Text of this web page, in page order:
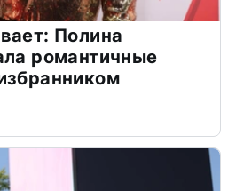
Полина
романтичные